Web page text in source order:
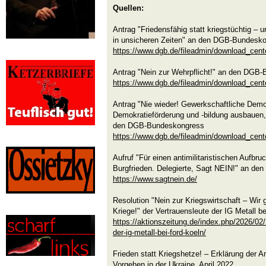
Quellen:
Antrag "Friedensfähig statt kriegstüchtig –
in unsicheren Zeiten" an den DGB-
https://www.dgb.de/fileadmin/
Antrag "Nein zur Wehrpflicht!" an den DGB-
https://www.dgb.de/fileadmin/
Antrag "Nie wieder! Gewerkschaftliche
Demokratieförderung und -bildung
den DGB-Bundeskongress
https://www.dgb.de/fileadmin/
Aufruf "Für einen antimilitaristischen
Burgfrieden. Delegierte, Sagt NEIN!" an
https://www.sagtnein.de/
Resolution "Nein zur Kriegswirtschaft – Wir
Kriege!" der Vertrauensleute der IG Metall
https://aktionszeitung.de/index.php/2026/
der-ig-metall-bei-ford-koeln/
Frieden statt Kriegshetze! – Erklärung der